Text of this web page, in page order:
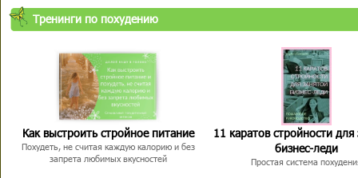
Тренинги по похудению
Как выстроить стройное питание
Похудеть, не считая каждую калорию и без
запрета любимых вкусностей
11 каратов стройности для
бизнес-леди
Простая система